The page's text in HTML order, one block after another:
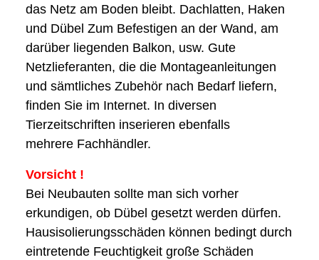
das Netz am Boden bleibt. Dachlatten, Haken
und Dübel Zum Befestigen an der Wand, am
darüber liegenden Balkon, usw. Gute
Netzlieferanten, die die Montageanleitungen
und sämtliches Zubehör nach Bedarf liefern,
finden Sie im Internet. In diversen
Tierzeitschriften inserieren ebenfalls
mehrere Fachhändler.
Vorsicht !
Bei Neubauten sollte man sich vorher
erkundigen, ob Dübel gesetzt werden dürfen.
Hausisolierungsschäden können bedingt durch
eintretende Feuchtigkeit große Schäden